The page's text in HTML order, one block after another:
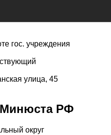
гос. учреждения
улица, 45
Минюста РФ
округ